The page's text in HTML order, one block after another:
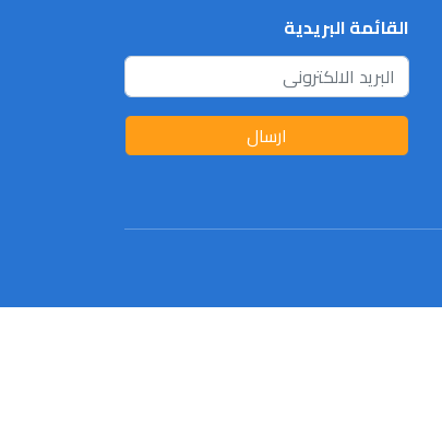
القائمة البريدية
ارسال